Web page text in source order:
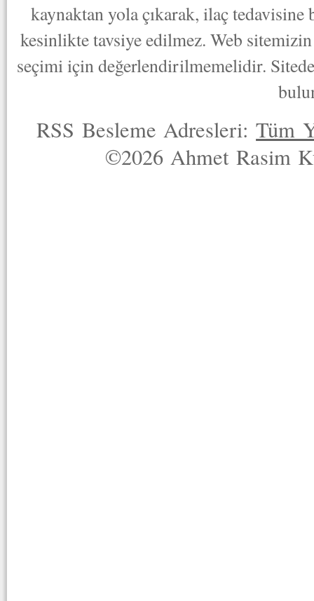
kaynaktan yola çıkarak, ilaç
kesinlikte tavsiye edilmez. Web
seçimi için değerlendirilmemelidir.
RSS Besleme Adresleri:Tüm
©2026 Ahmet Rasim